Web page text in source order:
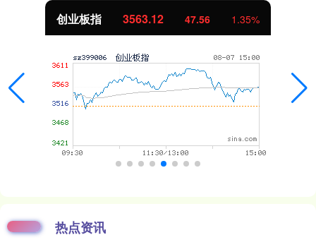
创业板指 3563.12 47.56 1.35%
热点资讯